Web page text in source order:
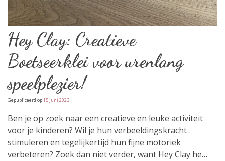
Hey Clay: Creatieve
Boetseerklei voor urenlang
speelplezier!
Gepubliceerd op15 juni 2023
Ben je op zoek naar een creatieve en leuke activiteit
voor je kinderen? Wil je hun verbeeldingskracht
stimuleren en tegelijkertijd hun fijne motoriek
verbeteren? Zoek dan niet verder, want Hey Clay he…